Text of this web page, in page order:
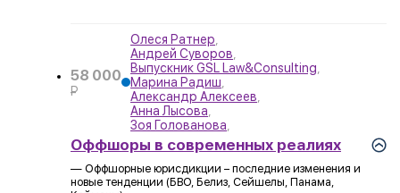
58 000
P
Олеся Ратнер,
Андрей Суворов,
Выпускник GSL Law&Consulting,
Марина Радиш,
Александр Алексеев,
Анна Лысова,
Зоя Голованова,
Оффшоры в современных реалиях
— Оффшорные юрисдикции – последние изменения и
новые тенденции (БВО, Белиз, Сейшелы, Панама,